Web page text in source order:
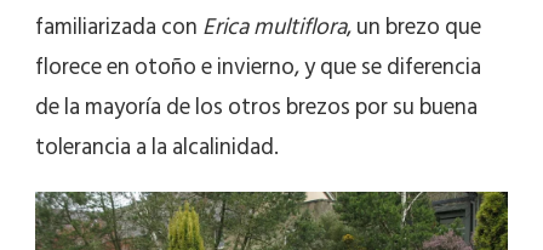
familiarizada conErica multiflora, un brezo que
florece en otoño e invierno, y que se diferencia
de la mayoría de los otros brezos por su buena
tolerancia a la alcalinidad.